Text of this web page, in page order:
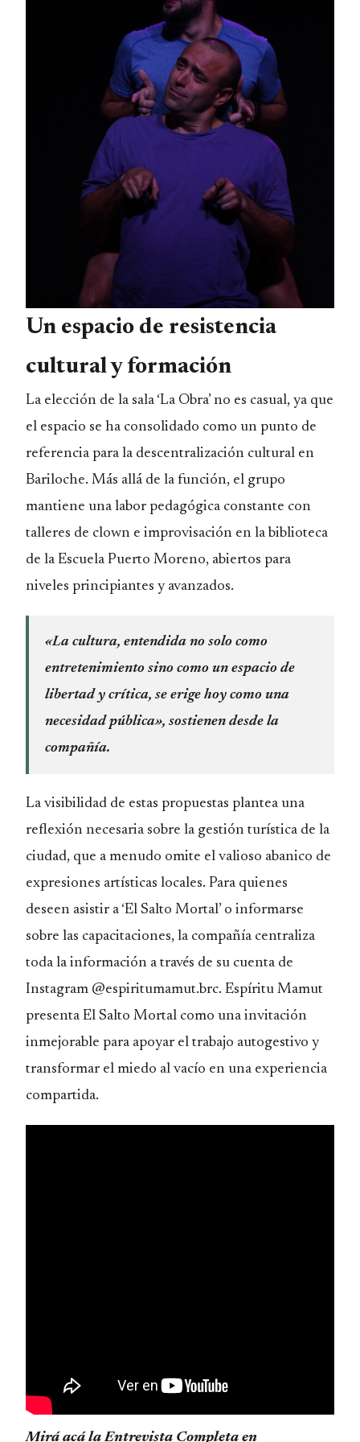
Un espacio de resistencia
cultural y formación
La elección de la sala ‘La Obra’ no es casual, ya que
el espacio se ha consolidado como un punto de
referencia para la descentralización cultural en
Bariloche. Más allá de la función, el grupo
mantiene una labor pedagógica constante con
talleres de clown e improvisación en la biblioteca
de la Escuela Puerto Moreno, abiertos para
niveles principiantes y avanzados.
«La cultura, entendida no solo como
entretenimiento sino como un espacio de
libertad y crítica, se erige hoy como una
necesidad pública», sostienen desde la
compañía.
La visibilidad de estas propuestas plantea una
reflexión necesaria sobre la gestión turística de la
ciudad, que a menudo omite el valioso abanico de
expresiones artísticas locales. Para quienes
deseen asistir a ‘El Salto Mortal’ o informarse
sobre las capacitaciones, la compañía centraliza
toda la información a través de su cuenta de
Instagram @espiritumamut.brc. Espíritu Mamut
presenta El Salto Mortal como una invitación
inmejorable para apoyar el trabajo autogestivo y
transformar el miedo al vacío en una experiencia
compartida.
Mirá acá la Entrevista Completa en